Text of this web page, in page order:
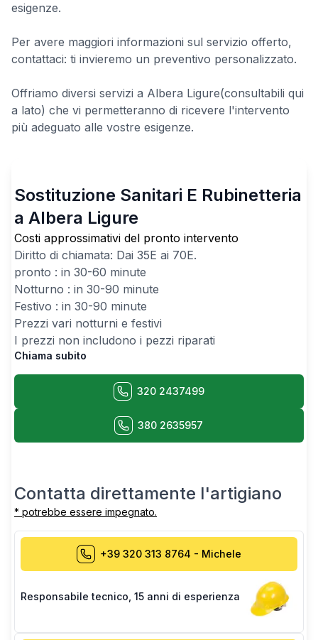
esigenze.
Per avere maggiori informazioni sul servizio offerto,
contattaci: ti invieremo un preventivo personalizzato.
Offriamo diversi servizi a Albera Ligure(consultabili qui
a lato) che vi permetteranno di ricevere l'intervento
più adeguato alle vostre esigenze.
Sostituzione Sanitari E Rubinetteria
a Albera Ligure
Costi approssimativi del pronto intervento
Diritto di chiamata: Dai 35E ai 70E.
pronto : in 30-60 minute
Notturno : in 30-90 minute
Festivo : in 30-90 minute
Prezzi vari notturni e festivi
I prezzi non includono i pezzi riparati
Chiama subito
320 2437499
380 2635957
Contatta direttamente l'artigiano
* potrebbe essere impegnato.
+39 320 313 8764 - Michele
Responsabile tecnico 15 anni di esperienza